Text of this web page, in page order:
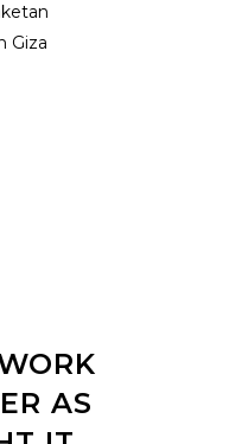
Giza
AS